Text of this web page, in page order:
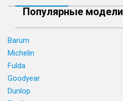
Популярные модели
Barum
Michelin
Fulda
Goodyear
Dunlop